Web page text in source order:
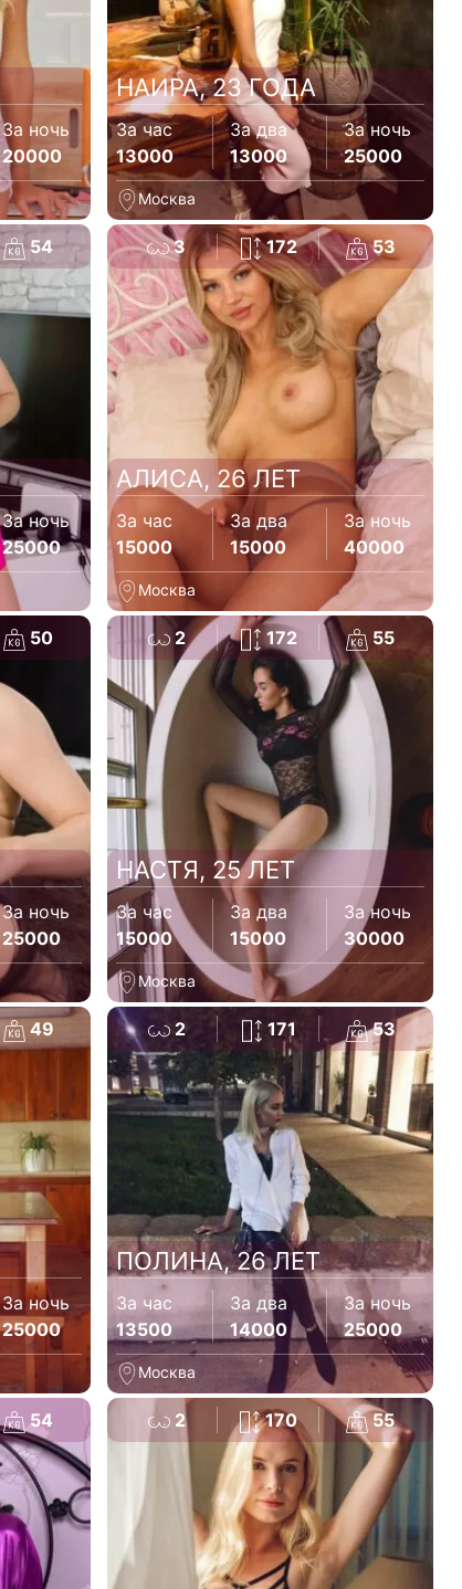
За ночь
20000
НАИРА, 23 ГОДА
За час
13000
За два
13000
За ночь
25000
Москва
54
За ночь
25000
3 172 53
АЛИСА, 26 ЛЕТ
За час
15000
За два
15000
За ночь
40000
Москва
50
За ночь
25000
2 172 55
НАСТЯ, 25 ЛЕТ
За час
15000
За два
15000
За ночь
30000
Москва
49
За ночь
25000
2 171 53
ПОЛИНА, 26 ЛЕТ
За час
13500
За два
14000
За ночь
25000
Москва
54 2 170 55